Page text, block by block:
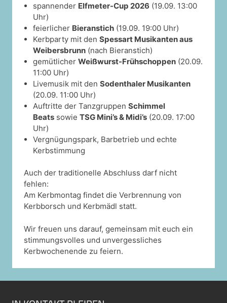
spannender Elfmeter-Cup 2026 (19.09. 13:00
Uhr)
feierlicher Bieranstich(19.09. 19:00 Uhr)
Kerbparty mit den Spessart Musikanten aus
Weibersbrunn(nach Bieranstich)
gemütlicher Weißwurst-Frühschoppen(20.09.
11:00 Uhr)
Livemusik mit den Sodenthaler Musikanten
(20.09. 11:00 Uhr)
Auftritte der Tanzgruppen Schimmel
Beatssowie TSG Mini’s & Midi’s(20.09. 17:00
Uhr)
Vergnügungspark, Barbetrieb und echte
Kerbstimmung
Auch der traditionelle Abschluss darf nicht
fehlen:
Am Kerbmontag findet die Verbrennung von
Kerbborsch und Kerbmädl statt.
Wir freuen uns darauf, gemeinsam mit euch ein
stimmungsvolles und unvergessliches
Kerbwochenende zu feiern.